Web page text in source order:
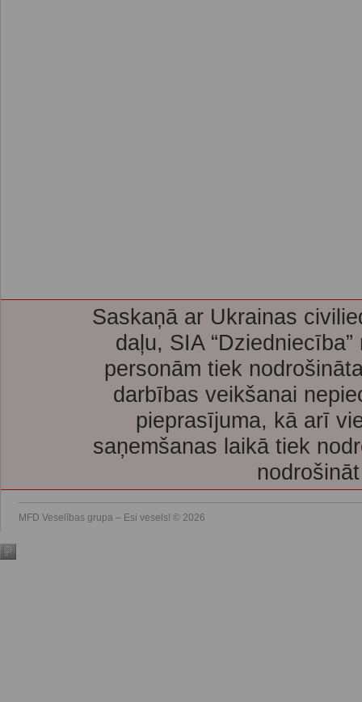
Saskaņā ar Ukrainas
daļu, SIA
personām tiek
darbības veikšanai
pieprasījuma, kā arī
saņemšanas laikā tiek
MFD Veselības grupa – Esi vesels! © 2026